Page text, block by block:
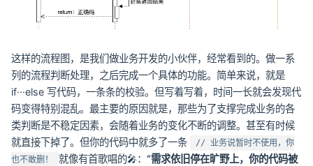
这样的流程图，是我们做业务开发的小伙伴，经常看到的。做一系
列的流程判断处理，之后完成一个具体的功能。简单来说，就是
if···else 写代码，一条条的校验。但写着写着，时间一长就会发现代
码变得特别混乱。最主要的原因就是，那些为了支撑完成业务的各
类判断是不稳定因素，会随着业务的变化不断的调整。甚至有时候
就直接下掉了。但你的代码中就多了一条
// 业务说暂时不使用，你
也不敢删！
就像有首歌唱的🎤： “需求依旧停在旷野上，你的代码被